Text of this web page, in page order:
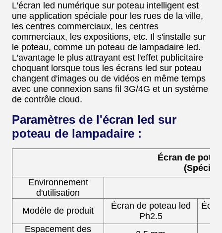
L'écran led numérique sur poteau intelligent est
une application spéciale pour les rues de la ville,
les centres commerciaux, les centres
commerciaux, les expositions, etc. Il s'installe sur
le poteau, comme un poteau de lampadaire led.
L'avantage le plus attrayant est l'effet publicitaire
choquant lorsque tous les écrans led sur poteau
changent d'images ou de vidéos en même temps
avec une connexion sans fil 3G/4G et un système
de contrôle cloud.
Paramètres de l'écran led sur
poteau de lampadaire :
Écran de
Environnement
d'utilisation
Modèle de produit
Écran de poteau led
Ph2.5
Espacement des